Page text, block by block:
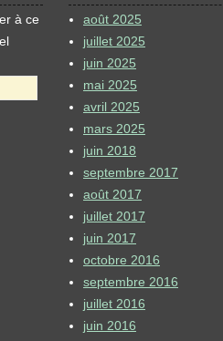
à ce
août 2025
juillet 2025
juin 2025
mai 2025
avril 2025
mars 2025
juin 2018
septembre 2017
août 2017
juillet 2017
juin 2017
octobre 2016
septembre 2016
juillet 2016
juin 2016